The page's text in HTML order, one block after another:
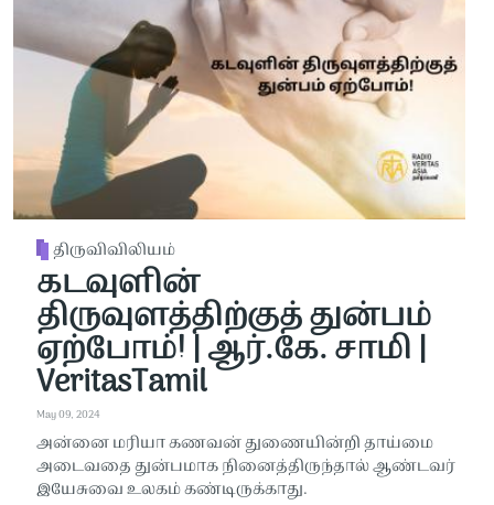
திருவிவிலியம்
கடவுளின்
திருவுளத்திற்குத் துன்பம்
ஏற்போம்! | ஆர்.கே. சாமி |
VeritasTamil
May 09, 2024
அன்னை மரியா கணவன் துணையின்றி தாய்மை
அடைவதை துன்பமாக நினைத்திருந்தால் ஆண்டவர்
இயேசுவை உலகம் கண்டிருக்காது.